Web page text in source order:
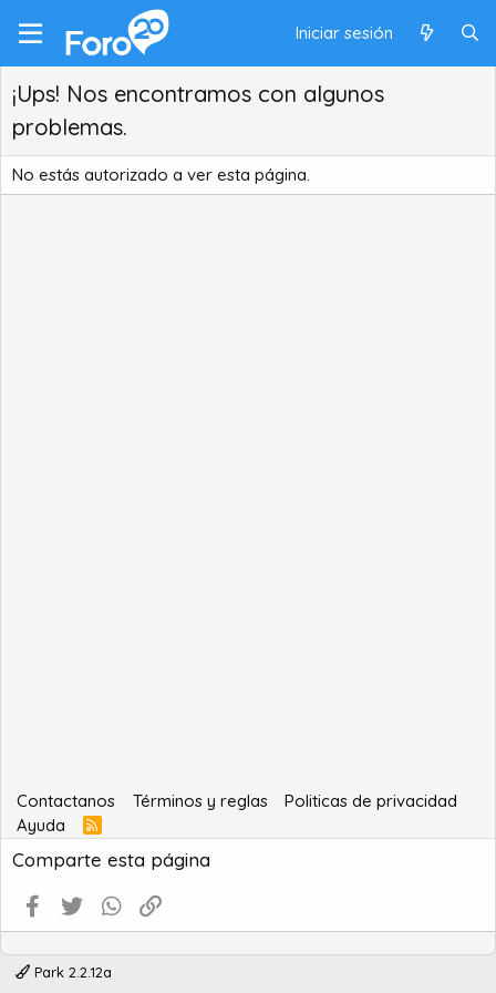
Iniciar sesión
¡Ups! Nos encontramos con algunos
problemas.
No estás autorizado a ver esta página.
Contactanos Términos y reglas
Politicas de privacidad
Ayuda
R
S
S
Comparte esta página
Facebook
Twitter WhatsApp
Park 2.2.12a